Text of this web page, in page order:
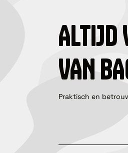
ALTIJD
VAN
Praktisch en